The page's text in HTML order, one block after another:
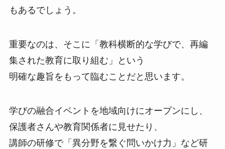
もあるでしょう。
重要なのは、そこに「教科横断的な学びで、再編
集された教育に取り組む」という
明確な趣旨をもって臨むことだと思います。
学びの融合イベントを地域向けにオープンにし、
保護者さんや教育関係者に見せたり、
講師の研修で「異分野を繋ぐ問いかけ力」など研